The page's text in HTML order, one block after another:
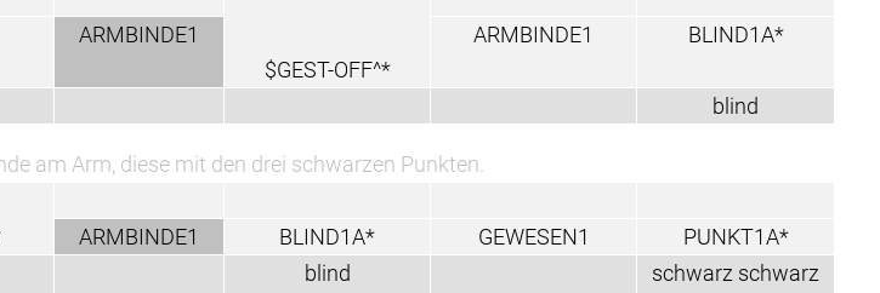
$GEST-OFF^*
ARMBINDE1 ARMBINDE1 BLIND1A*
blind
am Arm, diese mit den drei schwarzen Punkten.
ARMBINDE1 BLIND1A* GEWESEN1
PUNKT1A*
blind
schwarz schwarz